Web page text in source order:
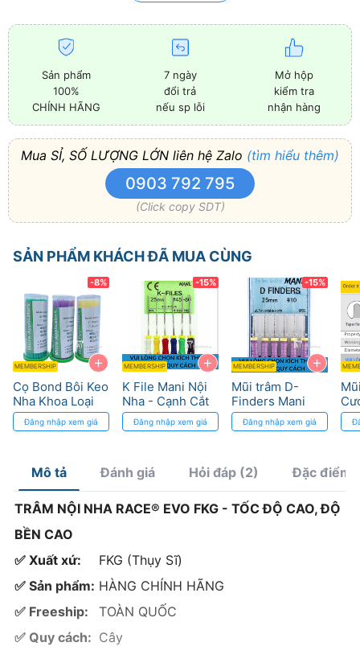
Sản phẩm
100%
CHÍNH HÃNG
7 ngày
đổi trả
nếu sp lỗi
Mở hộp
kiểm tra
nhận hàng
Mua SỈ, SỐ LƯỢNG LỚN liên hệ Zalo (tìm hiểu thêm)
0903 792 795
(Click copy SDT)
SẢN PHẨM KHÁCH ĐÃ MUA CÙNG
+
-8%
MEMBERSHIP
Cọ Bond Bôi Keo
Nha Khoa Loại
TốtĐăng nhập xem giá
+
-15%
MEMBERSHIP
K File Mani Nội
Nha - Cạnh Cắt
Sắc, Chuẩn ISO
Đăng nhập xem giá
+
-15%
MEMBERSHIP
Mũi trâm D-
Finders Mani
cho ống tủy vôi
hóa
Đăng nhập xem giá
Độ
Mô tả Đánh giá Hỏi đáp (2) Đặc điểm
TRÂM NỘI NHA RACE® EVO FKG - TỐC ĐỘ CAO, ĐỘ
BỀN CAO
✅ Xuất xứ:
FKG (Thụy Sĩ)
✅ Sản phẩm: HÀNG CHÍNH HÃNG
✅ Freeship:
TOÀN QUỐC
✅ Quy cách: Cây